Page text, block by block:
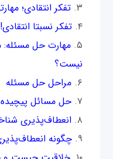
تفکر انتقادی؛
تفکر نسبتا انتقادی!
مهارت حل
نیست؟
مراحل حل مسئله
حل مسائل پیچیده
انعطاف‌پذیری
چگونه